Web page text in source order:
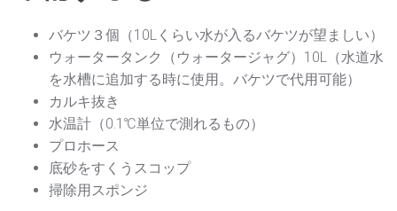
バケツ３個（10Lくらい水が入るバケツが望ましい）
ウォータータンク（ウォータージャグ）10L（水道水
を水槽に追加する時に使用。バケツで代用可能）
カルキ抜き
水温計（0.1℃単位で測れるもの）
プロホース
底砂をすくうスコップ
掃除用スポンジ